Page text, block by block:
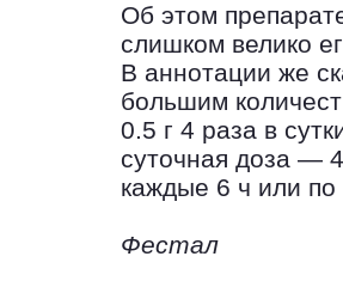
Об этом
слишком велико
В аннотации же
большим
0.5 г 4 раза в
суточная доза —
каждые 6 ч или по
Фестал